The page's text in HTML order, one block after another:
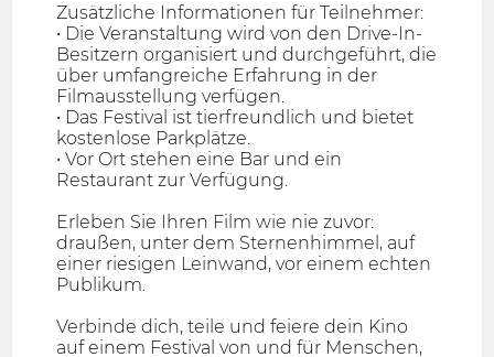
Zusätzliche Informationen für Teilnehmer:
• Die Veranstaltung wird von den Drive-In-
Besitzern organisiert und durchgeführt, die
über umfangreiche Erfahrung in der
Filmausstellung verfügen.
• Das Festival ist tierfreundlich und bietet
kostenlose Parkplätze.
• Vor Ort stehen eine Bar und ein
Restaurant zur Verfügung.
Erleben Sie Ihren Film wie nie zuvor:
draußen, unter dem Sternenhimmel, auf
einer riesigen Leinwand, vor einem echten
Publikum.
Verbinde dich, teile und feiere dein Kino
auf einem Festival von und für Menschen,